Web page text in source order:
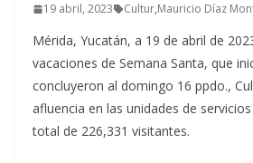
19 abril, 2023 Cultur,Mauricio Díaz
Mérida, Yucatán, a 19 de abril de
vacaciones de Semana Santa, que
concluyeron al domingo 16 ppdo.,
afluencia en las unidades de
total de 226,331 visitantes.